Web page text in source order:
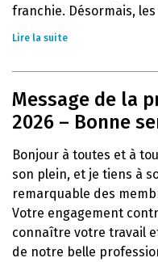
franchie. Désormais, les
Lire la suite
Message de la
2026 – Bonne
Bonjour à toutes et à
son plein, et je tiens à
remarquable des
Votre engagement
connaître votre travail
de notre belle